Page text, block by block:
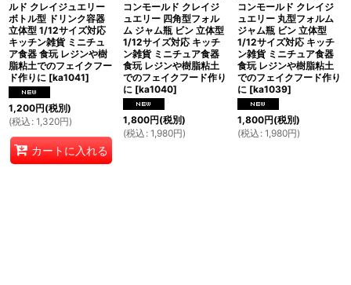
ルド クレイジュエリー
ボトル型 ドリンク容器
立体型 1/12サイズ対応
キッチン雑貨 ミニチュ
ア食器 食玩 レジンや樹
脂粘土でのフェイクフー
ド作りに [ka1041]
1,200円(税別)
(税込 : 1,320円)
カートに入れる
コンモールド クレイジ
ュエリー 四角型フォル
ム ジャム瓶 ビン 立体型
1/12サイズ対応 キッチ
ン雑貨 ミニチュア食器
食玩 レジンや樹脂粘土
でのフェイクフード作り
に [ka1040]
1,800円(税別)
(税込 : 1,980円)
コンモールド クレイジ
ュエリー 丸型フォルム
ジャム瓶 ビン 立体型
1/12サイズ対応 キッチ
ン雑貨 ミニチュア食器
食玩 レジンや樹脂粘土
でのフェイクフード作り
に [ka1039]
1,800円(税別)
(税込 : 1,980円)